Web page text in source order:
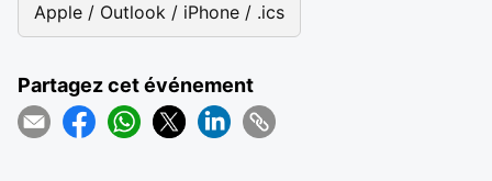
Apple / Outlook / iPhone / .ics
Partagez cet événement